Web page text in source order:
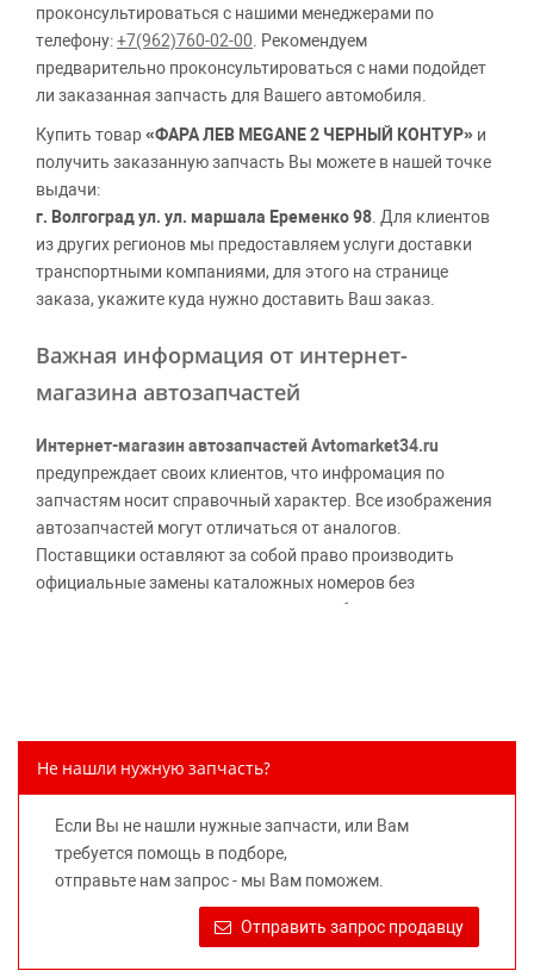
проконсультироваться с нашими менеджерами по
телефону:+7(962)760-02-00 . Рекомендуем
предварительно проконсультироваться с нами подойдет
ли заказанная запчасть для Вашего автомобиля.
Купить товар«ФАРА ЛЕВ MEGANE 2 ЧЕРНЫЙ КОНТУР» и
получить заказанную запчасть Вы можете в нашей точке
выдачи:
г. Волгоград ул. ул. маршала Еременко 98 . Для клиентов
из других регионов мы предоставляем услуги доставки
транспортными компаниями, для этого на странице
заказа, укажите куда нужно доставить Ваш заказ.
Важная информация от интернет-
магазина автозапчастей
Интернет-магазин автозапчастей Avtomarket34.ru
предупреждает своих клиентов, что инфромация по
запчастям носит справочный характер. Все изображения
автозапчастей могут отличаться от аналогов.
Поставщики оставляют за собой право производить
официальные замены каталожных номеров без
дополнительного уведомления дистрибьюторов, что
части к той или иной марке автомобиля, то есть на
предлагаемых к продаже запасных частей для
автомобилей и их производителей, не нарушает права
правообладателей указанных товарных знаков.
Требование предоставлять покупателю необходимую и
достоверную информацию о товаре, предлагаемом к
Не нашли нужную запчасть?
Если Вы не нашли нужные запчасти, или Вам
требуется помощь в подборе,
отправьте нам запрос - мы Вам поможем.
Отправить запрос продавцу